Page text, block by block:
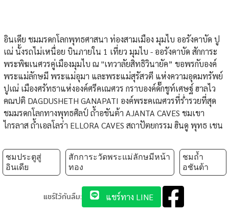
อินเดีย ชมมรดกโลกพุทธศาสนา ท่องสามเมือง มุมไบ ออรังคาบัด ปู
เณ่ นั้งรถไม่เหนื่อย บินภายใน 1 เที่ยว มุมไบ - ออรังคาบัด สักการะ
พระพิฆเนศวรคู่เมืองมุมไบ ณ "เทวาลัยสิทธิวินายัค” ขอพรกับองค์
พระแม่ลักษมี พระแม่อุมา และพระแม่สุรัสวตี แห่งความอุดมทรัพย์
ปูเณ่ เมืองศรัทธาแห่งองค์ศรีคเณศวร กราบองค์ดั๊กชูท์เศษฐ์ ฮาลไว
คณปติ DAGDUSHETH GANAPATI องค์พระคเณศวรที่ร่ำรวยที่สุด
ชมมรดกโลกทางพุทธศิลป์ ถ้ำอชันต้า AJANTA CAVES ชมเขา
ไกรลาส ถ้ำเอลโลร่า ELLORA CAVES สถาปัตยกรรม ฮินดู พุทธ เชน
ชมประตูสู่
อินเดีย
สักการะวัดพระแม่ลักษมีหน้า
ทอง
ชมถ้ำ
อชันต้า
แชร์ไว้กันลืม: แชร์ทาง LINE